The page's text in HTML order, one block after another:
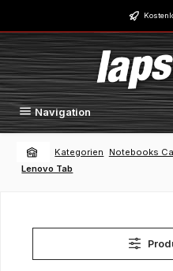
Zum Hauptinhalt springen
Navigation
Kategorien Notebooks
Lenovo Tab